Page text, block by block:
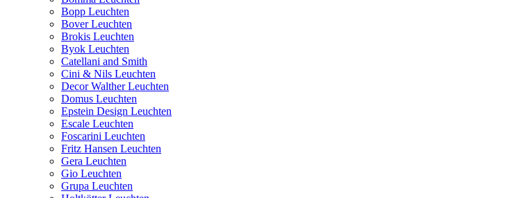
Bopp Leuchten
Bover Leuchten
Brokis Leuchten
Byok Leuchten
Catellani and Smith
Cini & Nils Leuchten
Decor Walther Leuchten
Domus Leuchten
Epstein Design Leuchten
Escale Leuchten
Foscarini Leuchten
Fritz Hansen Leuchten
Gera Leuchten
Gio Leuchten
Grupa Leuchten